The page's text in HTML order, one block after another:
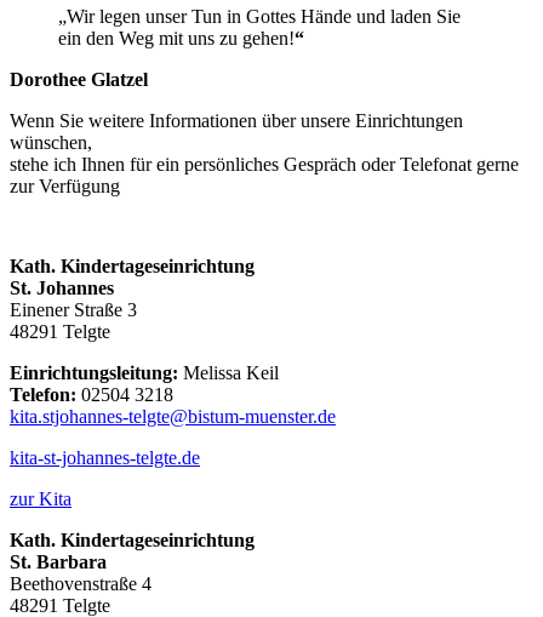
„Wir legen unser Tun in Gottes Hände und laden Sie
ein den Weg mit uns zu gehen!“
Dorothee Glatzel
Wenn Sie weitere Informationen über unsere Einrichtungen
wünschen,
stehe ich Ihnen für ein persönliches Gespräch oder Telefonat gerne
zur Verfügung
Kath. Kindertageseinrichtung
St. Johannes
Einener Straße 3
48291 Telgte
Einrichtungsleitung: Melissa Keil
Telefon: 02504 3218
kita.stjohannes-telgte@bistum-muenster.de
kita-st-johannes-telgte.de
zur Kita
Kath. Kindertageseinrichtung
St. Barbara
Beethovenstraße 4
48291 Telgte